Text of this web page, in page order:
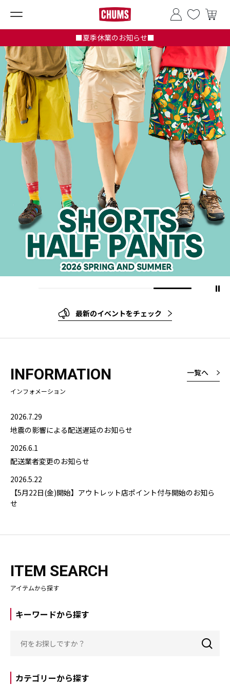
■夏季休業のお知らせ■
最新のイベントをチェック
INFORMATION
インフォメーション
一覧へ
2026.7.29
地震の影響による配送遅延のお知らせ
2026.6.1
配送業者変更のお知らせ
2026.5.22
【5月22日(金)開始】アウトレット店ポイント付与開始のお知ら
せ
ITEM SEARCH
アイテムから探す
キーワードから探す
カテゴリーから探す